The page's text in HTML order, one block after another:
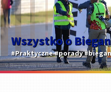
Wszystko o
#Praktyczne #porady